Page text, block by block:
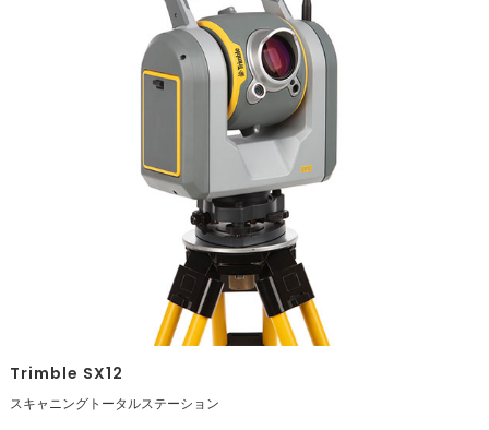
Trimble SX12
スキャニングトータルステーション